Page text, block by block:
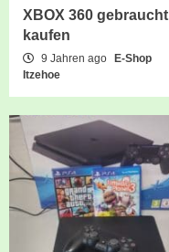
XBOX 360 gebraucht
kaufen
9 Jahren ago
E-Shop
Itzehoe